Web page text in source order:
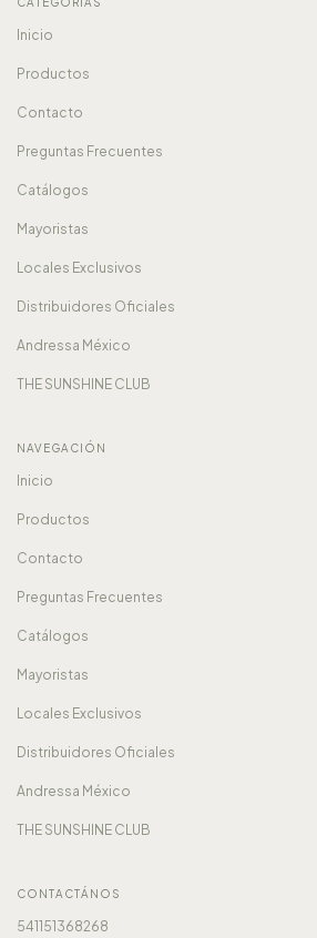
Inicio
Productos
Contacto
Preguntas Frecuentes
Catálogos
Mayoristas
Locales Exclusivos
Distribuidores Oficiales
Andressa México
THE SUNSHINE CLUB
NAVEGACIÓN
Inicio
Productos
Contacto
Preguntas Frecuentes
Catálogos
Mayoristas
Locales Exclusivos
Distribuidores Oficiales
Andressa México
THE SUNSHINE CLUB
CONTACTÁNOS
541151368268